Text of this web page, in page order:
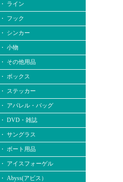
・ ライン
・ フック
・ シンカー
・ 小物
・ その他用品
・ ボックス
・ ステッカー
・ アパレル・バッグ
・ DVD・雑誌
・ サングラス
・ ボート用品
・ アイスフォーゲル
・ Abyss(アビス）